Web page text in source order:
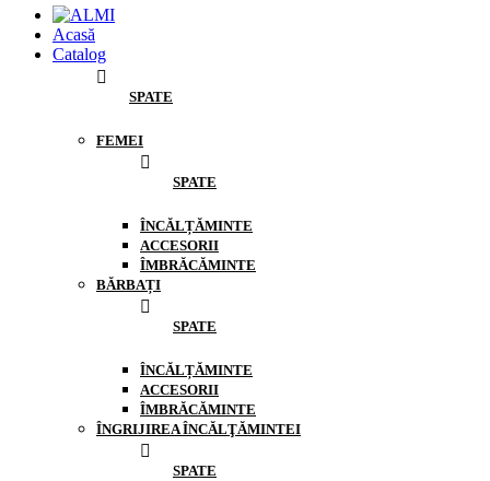
Acasă
Catalog
SPATE
FEMEI
SPATE
ÎNCĂLȚĂMINTE
ACCESORII
ÎMBRĂCĂMINTE
BĂRBAȚI
SPATE
ÎNCĂLȚĂMINTE
ACCESORII
ÎMBRĂCĂMINTE
ÎNGRIJIREA ÎNCĂLŢĂMINTEI
SPATE